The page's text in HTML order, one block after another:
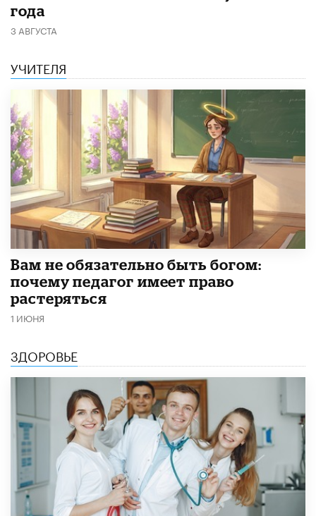
года
3 АВГУСТА
УЧИТЕЛЯ
​Вам не обязательно быть богом:
почему педагог имеет право
растеряться
1 ИЮНЯ
ЗДОРОВЬЕ